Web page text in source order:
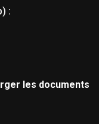
:
les documents